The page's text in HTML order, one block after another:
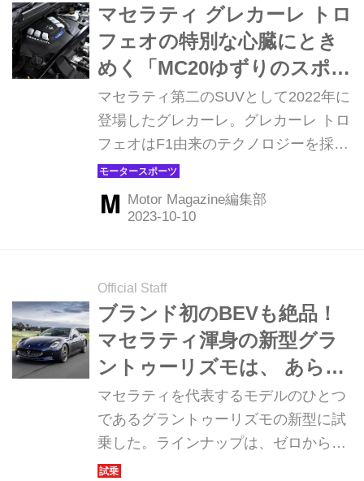
付を開始した。 グレード構成は、2L直
4ターボに電動ターボとBSG（ベルト
スタータージェネレーター）を組み合
わせたマイルドハイブリッドを搭載し
た「GT」と、330psの高出力仕様の
「モデナ」、そしてMC20に搭載され
た3L V6ネットゥーノエンジンを...
マセラティ グレカーレ トロ
フェオの特別な心臓にとき
めく「MC20ゆずりのスポー
ティかつエレガントな走
り」
マセラティ第二のSUVとして2022年に
登場したグレカーレ。グレカーレ トロ
フェオはF1由来のテクノロジーを採用
した3L V6ネットゥーノエンジン搭載
する。そのフラッグシップモデルのハ
イパフォーマンスぶりを堪能した。
Motor Magazine編集部
Official Staff
ブランド初のBEVも絶品！
マセラティ渾身の新型グラ
ントゥーリズモは、 あらゆ
る走りが「感動的」だった
【海外試乗】
マセラティを代表するモデルのひとつ
であるグラントゥーリズモの新型に試
乗した。ラインナップは、ゼロから開
発したネットゥーノV6ガソリンエンジ